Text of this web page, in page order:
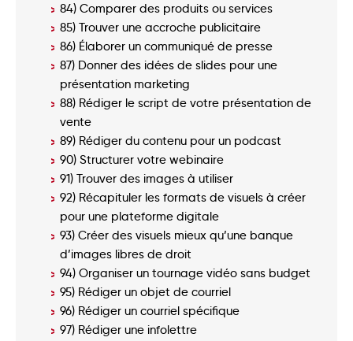
84) Comparer des produits ou services
85) Trouver une accroche publicitaire
86) Élaborer un communiqué de presse
87) Donner des idées de slides pour une
présentation marketing
88) Rédiger le script de votre présentation de
vente
89) Rédiger du contenu pour un podcast
90) Structurer votre webinaire
91) Trouver des images à utiliser
92) Récapituler les formats de visuels à créer
pour une plateforme digitale
93) Créer des visuels mieux qu’une banque
d’images libres de droit
94) Organiser un tournage vidéo sans budget
95) Rédiger un objet de courriel
96) Rédiger un courriel spécifique
97) Rédiger une infolettre